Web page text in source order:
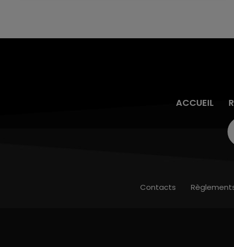
ACCUEIL
Contacts